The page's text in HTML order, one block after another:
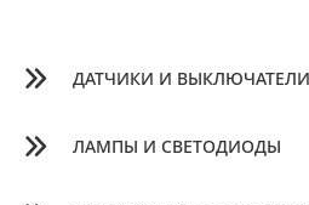
ДАТЧИКИ И ВЫКЛЮЧАТЕЛИ
ЛАМПЫ И СВЕТОДИОДЫ